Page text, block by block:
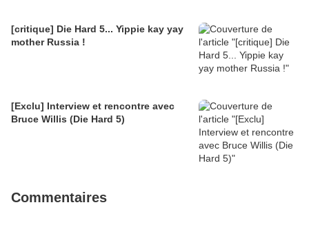
[critique] Die Hard 5... Yippie kay yay
mother Russia !
[Exclu] Interview et rencontre avec
Bruce Willis (Die Hard 5)
Commentaires